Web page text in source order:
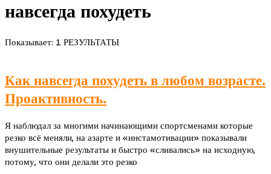
навсегда похудеть
Показывает: 1 РЕЗУЛЬТАТЫ
Как навсегда похудеть в любом возрасте.
Проактивность.
Я наблюдал за многими начинающими спортсменами которые
резко всё меняли, на азарте и «инстамотивации» показывали
внушительные результаты и быстро «сливались» на исходную,
потому, что они делали это резко